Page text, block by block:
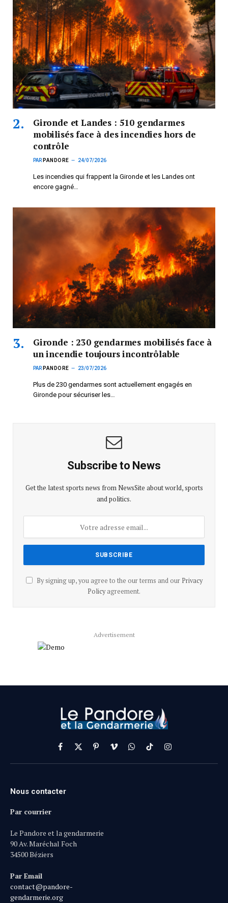
Gironde et Landes : 510 gendarmes
mobilisés face à des incendies hors de
contrôle
PAR PANDORE 24/07/2026
Les incendies qui frappent la Gironde et les Landes ont
encore gagné…
Gironde : 230 gendarmes mobilisés face à
un incendie toujours incontrôlable
PAR PANDORE 23/07/2026
Plus de 230 gendarmes sont actuellement engagés en
Gironde pour sécuriser les…
Subscribe to News
Get the latest sports news from NewsSite about world, sports
and politics.
By signing up, you agree to the our terms and our Privacy
Policyagreement.
Advertisement
Facebook
X
(Twitter)
PinterestVimeoWhatsApp
TikTokInstagram
Nous contacter
Par courrier
Le Pandore et la gendarmerie
90 Av. Maréchal Foch
34500 Béziers
Par Email
contact@pandore-
gendarmerie.org